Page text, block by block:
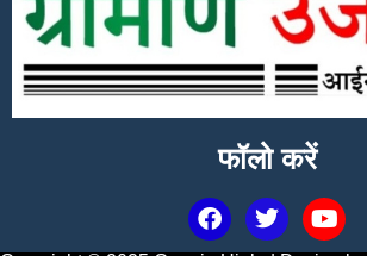
फॉलो करें